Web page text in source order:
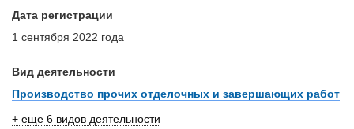
Дата регистрации
1 сентября 2022 года
Вид деятельности
Производство прочих отделочных и завершающих работ
+ еще 6 видов деятельности